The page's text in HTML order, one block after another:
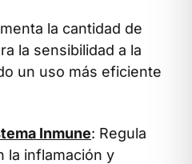
la cantidad de
la sensibilidad a la
un uso más eficiente
Inmune: Regula
la inflamación y